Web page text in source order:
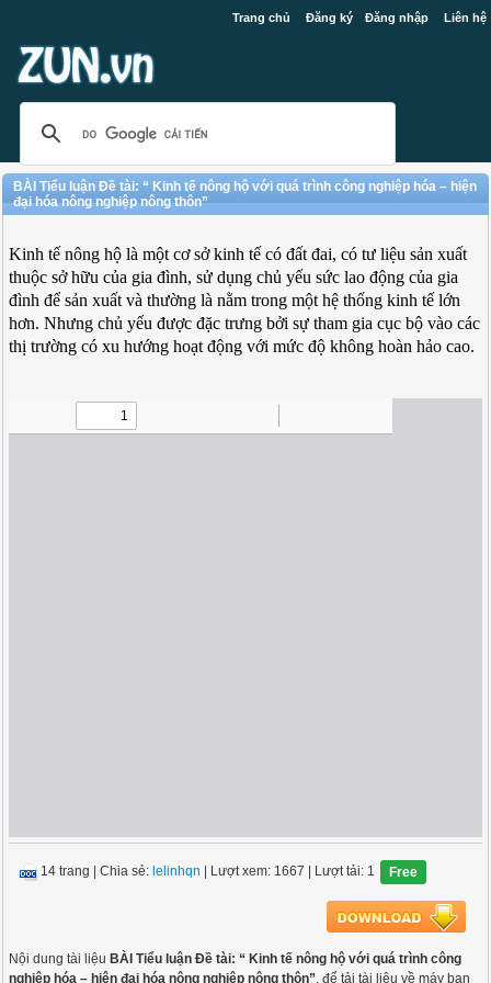
Trang chủ Đăng ký Đăng nhập Liên hệ
BÀI Tiểu luận Đề tài: “ Kinh tế nông hộ với quá trình công nghiệp hóa – hiện
đại hóa nông nghiệp nông thôn”
Kinh tế nông hộ là một cơ sở kinh tế có đất đai, có tư liệu sản xuất
thuộc sở hữu của gia đình, sử dụng chủ yếu sức lao động của gia
đình để sản xuất và thường là nằm trong một hệ thống kinh tế lớn
hơn. Nhưng chủ yếu được đặc trưng bởi sự tham gia cục bộ vào các
thị trường có xu hướng hoạt động với mức độ không hoàn hảo cao.
14 trang |Chia sẻ: lelinhqn | Lượt xem: 1667 | Lượt tải: 1 Free
Nội dung tài liệu BÀI Tiểu luận Đề tài: “ Kinh tế nông hộ với quá trình công
nghiệp hóa – hiện đại hóa nông nghiệp nông thôn”, để tải tài liệu về máy bạn